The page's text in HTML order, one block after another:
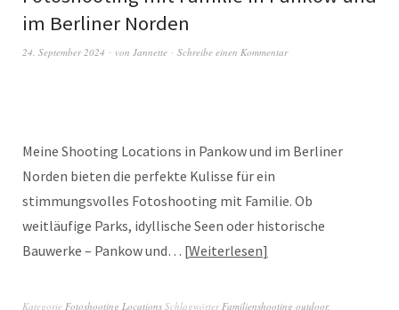
im Berliner Norden
24. September 2024 von Jannette Schreibe einen Kommentar
Meine Shooting Locations in Pankow und im Berliner
Norden bieten die perfekte Kulisse für ein
stimmungsvolles Fotoshooting mit Familie. Ob
weitläufige Parks, idyllische Seen oder historische
Bauwerke – Pankow und… Weiterlesen
Kategorie Fotoshooting Locations SchlagwörterFamilienshooting outdoor,